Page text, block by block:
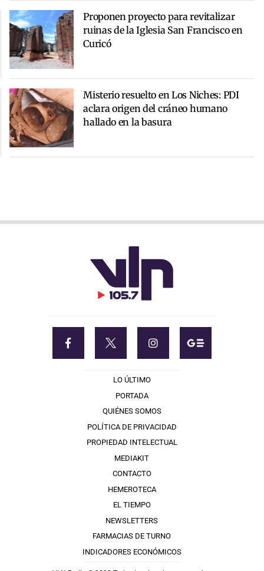
Proponen proyecto para revitalizar
ruinas de la Iglesia San Francisco en
Curicó
Misterio resuelto en Los Niches: PDI
aclara origen del cráneo humano
hallado en la basura
LO ÚLTIMO
PORTADA
QUIÉNES SOMOS
POLÍTICA DE PRIVACIDAD
PROPIEDAD INTELECTUAL
MEDIAKIT
CONTACTO
HEMEROTECA
EL TIEMPO
NEWSLETTERS
FARMACIAS DE TURNO
INDICADORES ECONÓMICOS